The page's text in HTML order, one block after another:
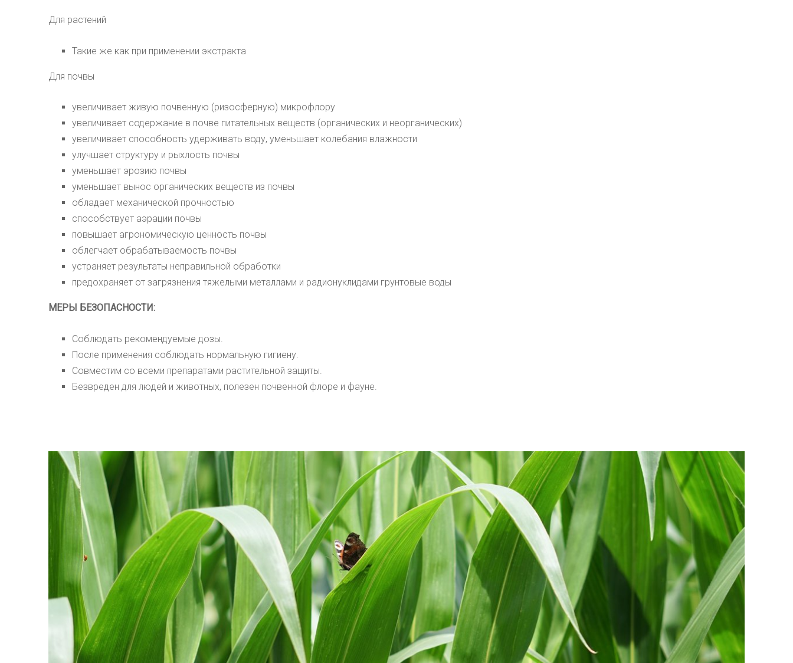
Для растений
Такие же как при применении экстракта
Для почвы
увеличивает живую почвенную (ризосферную) микрофлору
увеличивает содержание в почве питательных веществ (органических и неорганических)
увеличивает способность удерживать воду, уменьшает колебания влажности
улучшает структуру и рыхлость почвы
уменьшает эрозию почвы
уменьшает вынос органических веществ из почвы
обладает механической прочностью
способствует аэрации почвы
повышает агрономическую ценность почвы
облегчает обрабатываемость почвы
устраняет результаты неправильной обработки
предохраняет от загрязнения тяжелыми металлами и радионуклидами грунтовые воды
МЕРЫ БЕЗОПАСНОСТИ:
Соблюдать рекомендуемые дозы.
После применения соблюдать нормальную гигиену.
Совместим со всеми препаратами растительной защиты.
Безвреден для людей и животных, полезен почвенной флоре и фауне.